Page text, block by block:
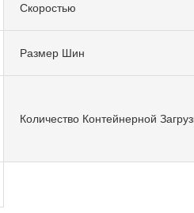
Скоростью
Размер Шин
Количество Контейнерной